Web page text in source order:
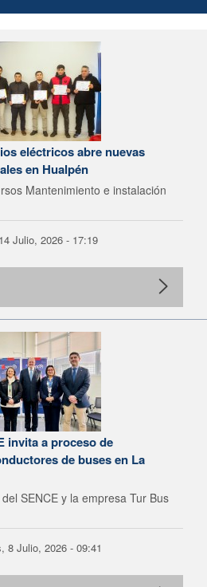
eléctricos abre nuevas
en Hualpén
Mantenimiento e instalación
Julio, 2026 - 17:19
invita a proceso de
de buses en La
SENCE y la empresa Tur Bus
8 Julio, 2026 - 09:41